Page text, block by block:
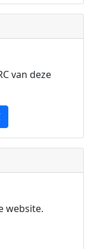
van deze
website.